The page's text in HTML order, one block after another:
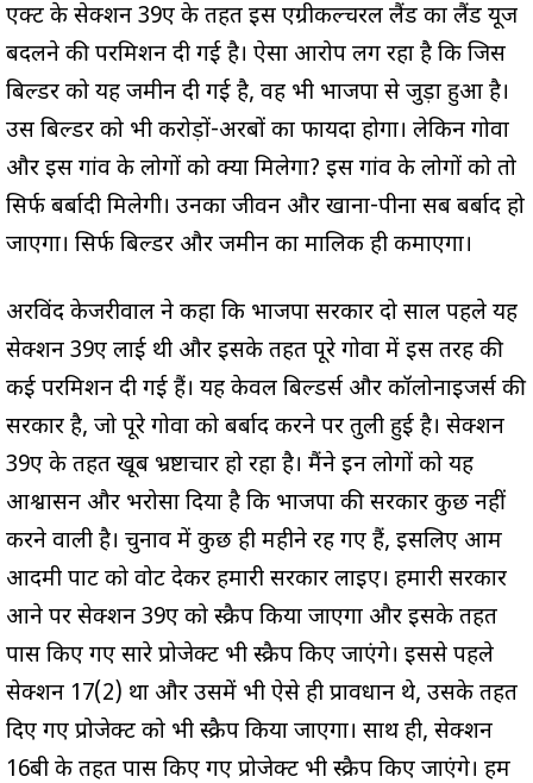
एक्ट के सेक्शन 39ए के तहत इस एग्रीकल्चरल लैंड का लैंड यूज
बदलने की परमिशन दी गई है। ऐसा आरोप लग रहा है कि जिस
बिल्डर को यह जमीन दी गई है, वह भी भाजपा से जुड़ा हुआ है।
उस बिल्डर को भी करोड़ों-अरबों का फायदा होगा। लेकिन गोवा
और इस गांव के लोगों को क्या मिलेगा? इस गांव के लोगों को तो
सिर्फ बर्बादी मिलेगी। उनका जीवन और खाना-पीना सब बर्बाद हो
जाएगा। सिर्फ बिल्डर और जमीन का मालिक ही कमाएगा।
अरविंद केजरीवाल ने कहा कि भाजपा सरकार दो साल पहले यह
सेक्शन 39ए लाई थी और इसके तहत पूरे गोवा में इस तरह की
कई परमिशन दी गई हैं। यह केवल बिल्डर्स और कॉलोनाइजर्स की
सरकार है, जो पूरे गोवा को बर्बाद करने पर तुली हुई है। सेक्शन
39ए के तहत खूब भ्रष्टाचार हो रहा है। मैंने इन लोगों को यह
आश्वासन और भरोसा दिया है कि भाजपा की सरकार कुछ नहीं
करने वाली है। चुनाव में कुछ ही महीने रह गए हैं, इसलिए आम
आदमी पार्टी को वोट देकर हमारी सरकार लाइए। हमारी सरकार
आने पर सेक्शन 39ए को स्क्रैप किया जाएगा और इसके तहत
पास किए गए सारे प्रोजेक्ट भी स्क्रैप किए जाएंगे। इससे पहले
सेक्शन 17(2) था और उसमें भी ऐसे ही प्रावधान थे, उसके तहत
दिए गए प्रोजेक्ट को भी स्क्रैप किया जाएगा। साथ ही, सेक्शन
16बी के तहत पास किए गए प्रोजेक्ट भी स्क्रैप किए जाएंगे। हम